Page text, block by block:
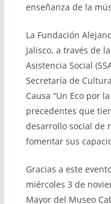
enseñanza de la
La Fundación
Jalisco, a través de
Asistencia Social
Secretaría de
Causa “Un Eco por
precedentes que
desarrollo social de
fomentar sus
Gracias a este
miércoles 3 de
Mayor del Museo